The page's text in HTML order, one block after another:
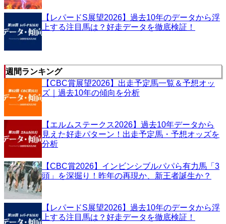
【レパードS展望2026】過去10年のデータから浮
上する注目馬は？好走データを徹底検証！
週間ランキング
【CBC賞展望2026】出走予定馬一覧＆予想オッ
ズ｜過去10年の傾向を分析
【エルムステークス2026】過去10年データから
見えた好走パターン！出走予定馬・予想オッズを
分析
【CBC賞2026】インビンシブルパパら有力馬「3
頭」を深掘り！昨年の再現か、新王者誕生か？
【レパードS展望2026】過去10年のデータから浮
上する注目馬は？好走データを徹底検証！